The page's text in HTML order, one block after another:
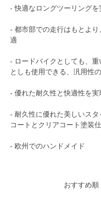
- 快適なロングツーリングを
- 都市部での走行はもとよ
適
- ロードバイクとしても、
としも使用できる、汎用性
- 優れた耐久性と快適性を
- 耐久性に優れた美しいス
コートとクリアコート塗装
- 欧州でのハンドメイド
おすすめ